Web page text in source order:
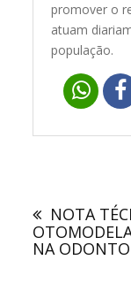
promover o
atuam
população.
PostNOTA
NA